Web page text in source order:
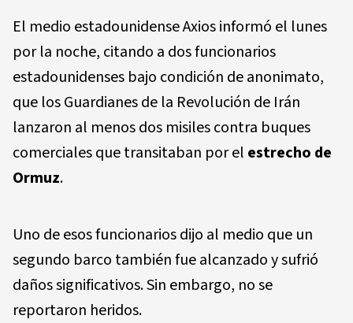
El medio estadounidense Axios informó el lunes
por la noche, citando a dos funcionarios
estadounidenses bajo condición de anonimato,
que los Guardianes de la Revolución de Irán
lanzaron al menos dos misiles contra buques
comerciales que transitaban por el estrecho de
Ormuz.
Uno de esos funcionarios dijo al medio que un
segundo barco también fue alcanzado y sufrió
daños significativos. Sin embargo, no se
reportaron heridos.